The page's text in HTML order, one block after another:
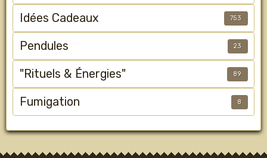
Idées Cadeaux 753
Pendules 23
"Rituels & Énergies" 89
Fumigation 8